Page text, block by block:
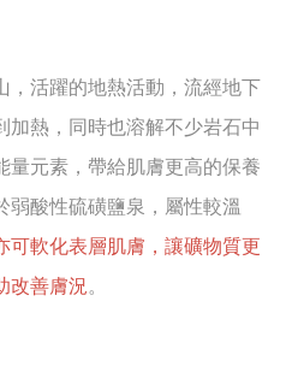
，活躍的地熱活動，流經地下
加熱，同時也溶解不少岩石中
量元素，帶給肌膚更高的保養
弱酸性硫磺鹽泉，屬性較溫
可軟化表層肌膚，讓礦物質更
改善膚況 。